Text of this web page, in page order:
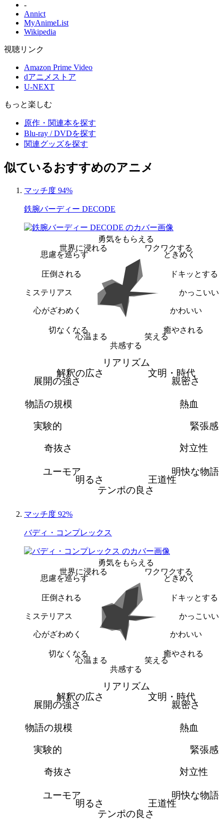
-
Annict
MyAnimeList
Wikipedia
視聴リンク
Amazon Prime Video
dアニメストア
U-NEXT
もっと楽しむ
原作・関連本を探す
Blu-ray / DVDを探す
関連グッズを探す
似ているおすすめのアニメ
マッチ度 94%
鉄腕バーディー DECODE
勇気をもらえる
ワクワクする
ときめく
ドキッとする
かっこいい
かわいい
癒やされる
笑える
共感する
心温まる
切なくなる
心がざわめく
ミステリアス
圧倒される
思慮を巡らす
世界に浸れる
リアリズム
文明・時代
親密さ
熱血
緊張感
対立性
明快な物語
王道性
テンポの良さ
明るさ
ユーモア
奇抜さ
実験的
物語の規模
展開の強さ
解釈の広さ
マッチ度 92%
バディ・コンプレックス
勇気をもらえる
ワクワクする
ときめく
ドキッとする
かっこいい
かわいい
癒やされる
笑える
共感する
心温まる
切なくなる
心がざわめく
ミステリアス
圧倒される
思慮を巡らす
世界に浸れる
リアリズム
文明・時代
親密さ
熱血
緊張感
対立性
明快な物語
王道性
テンポの良さ
明るさ
ユーモア
奇抜さ
実験的
物語の規模
展開の強さ
解釈の広さ